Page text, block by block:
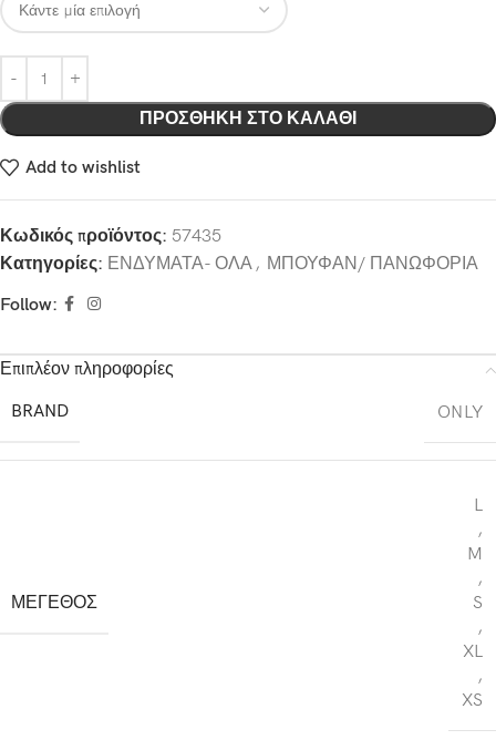
ΠΡΟΣΘΉΚΗ ΣΤΟ ΚΑΛΆΘΙ
Add to wishlist
Κωδικός προϊόντος: 57435
Κατηγορίες: ΕΝΔΥΜΑΤΑ- ΟΛΑ, ΜΠΟΥΦΑΝ/ ΠΑΝΩΦΟΡΙΑ
Follow:
Επιπλέον πληροφορίες
BRAND
ONLY
ΜΕΓΕΘΟΣ
L
,
M
,
S
,
XL
,
XS